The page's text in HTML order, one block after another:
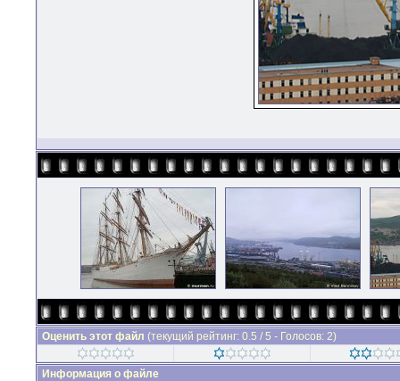
Оценить этот файл (текущий рейтинг: 0.5 / 5 - Голосов: 2)
Информация о файле